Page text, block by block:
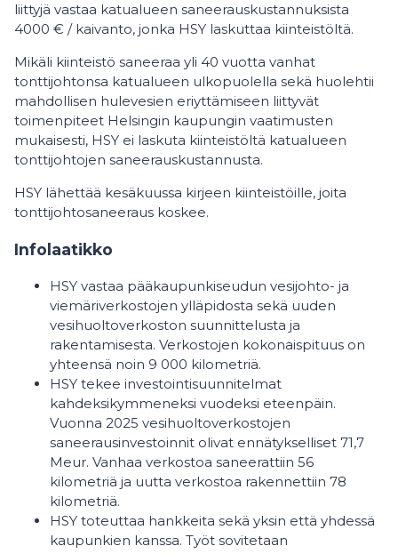
liittyjä vastaa katualueen saneerauskustannuksista
4000 € / kaivanto, jonka HSY laskuttaa kiinteistöltä.
Mikäli kiinteistö saneeraa yli 40 vuotta vanhat
tonttijohtonsa katualueen ulkopuolella sekä huolehtii
mahdollisen hulevesien eriyttämiseen liittyvät
toimenpiteet Helsingin kaupungin vaatimusten
mukaisesti, HSY ei laskuta kiinteistöltä katualueen
tonttijohtojen saneerauskustannusta.
HSY lähettää kesäkuussa kirjeen kiinteistöille, joita
tonttijohtosaneeraus koskee.
Infolaatikko
HSY vastaa pääkaupunkiseudun vesijohto- ja
viemäriverkostojen ylläpidosta sekä uuden
vesihuoltoverkoston suunnittelusta ja
rakentamisesta. Verkostojen kokonaispituus on
yhteensä noin 9 000 kilometriä.
HSY tekee investointisuunnitelmat
kahdeksikymmeneksi vuodeksi eteenpäin.
Vuonna 2025 vesihuoltoverkostojen
saneerausinvestoinnit olivat ennätykselliset 71,7
Meur. Vanhaa verkostoa saneerattiin 56
kilometriä ja uutta verkostoa rakennettiin 78
kilometriä.
HSY toteuttaa hankkeita sekä yksin että yhdessä
kaupunkien kanssa. Työt sovitetaan